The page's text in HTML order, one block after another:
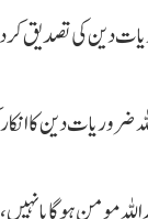
دین کی تصدیق کر
ضروریات دین کا